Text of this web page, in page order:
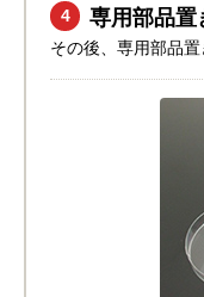
4 専用部品置
その後、専用部品置